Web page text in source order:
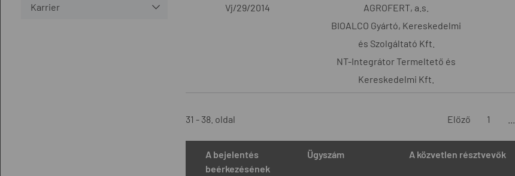
Karrier Vj/29/2014
AGROFERT, a.s.
BIOALCO Gyártó, Kereskedelmi
és Szolgáltató Kft.
NT-Integrátor Termeltető és
Kereskedelmi Kft.
31 - 38. oldal Előző 1
A bejelentés
beérkezésének
Ügyszám A közvetlen résztvevők